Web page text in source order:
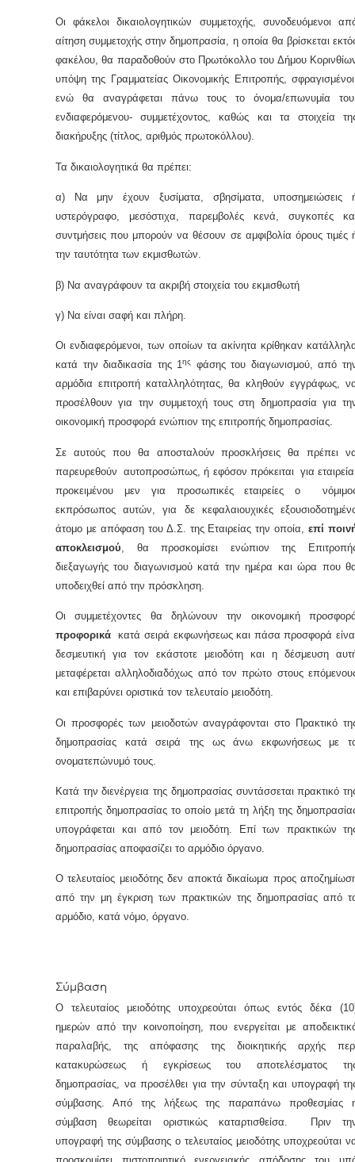
Οι φάκελοι δικαιολογητικών συμμετοχής, συνοδευόμενοι
αίτηση συμμετοχής στην δημοπρασία, η οποία θα βρίσκεται
φακέλου, θα παραδοθούν στο Πρωτόκολλο του Δήμου
υπόψη της Γραμματείας Οικονομικής Επιτροπής,
ενώ θα αναγράφεται πάνω τους το όνομα/επωνυμία
ενδιαφερόμενου- συμμετέχοντος, καθώς και τα στοιχεία
διακήρυξης (τίτλος, αριθμός πρωτοκόλλου).
Τα δικαιολογητικά θα πρέπει:
α) Να μην έχουν ξυσίματα, σβησίματα, υποσημειώσεις
υστερόγραφο, μεσόστιχα, παρεμβολές κενά, συγκοπές
συντμήσεις που μπορούν να θέσουν σε αμφιβολία όρους τιμές
την ταυτότητα των εκμισθωτών.
β) Να αναγράφουν τα ακριβή στοιχεία του εκμισθωτή
γ) Να είναι σαφή και πλήρη.
Οι ενδιαφερόμενοι, των οποίων τα ακίνητα κρίθηκαν
κατά την διαδικασία της 1ης
φάσης του διαγωνισμού, από
αρμόδια επιτροπή καταλληλότητας, θα κληθούν εγγράφως,
προσέλθουν για την συμμετοχή τους στη δημοπρασία για
οικονομική προσφορά ενώπιον της επιτροπής δημοπρασίας.
Σε αυτούς που θα αποσταλούν προσκλήσεις θα πρέπει
παρευρεθούν αυτοπροσώπως, ή εφόσον πρόκειται για
προκειμένου μεν για προσωπικές εταιρείες ο
εκπρόσωπος αυτών, για δε κεφαλαιουχικές
άτομο με απόφαση του Δ.Σ. της Εταιρείας την οποία,επί
αποκλεισμού , θα προσκομίσει ενώπιον της
διεξαγωγής του διαγωνισμού κατά την ημέρα και ώρα που
υποδειχθεί από την πρόσκληση.
Οι συμμετέχοντες θα δηλώνουν την οικονομική
προφορικάκατά σειρά εκφωνήσεως και πάσα προσφορά
δεσμευτική για τον εκάστοτε μειοδότη και η δέσμευση
μεταφέρεται αλληλοδιαδόχως από τον πρώτο στους
και επιβαρύνει οριστικά τον τελευταίο μειοδότη.
Οι προσφορές των μειοδοτών αναγράφονται στο Πρακτικό
δημοπρασίας κατά σειρά της ως άνω εκφωνήσεως με
ονοματεπώνυμό τους.
Κατά την διενέργεια της δημοπρασίας συντάσσεται πρακτικό
επιτροπής δημοπρασίας το οποίο μετά τη λήξη της
υπογράφεται και από τον μειοδότη. Επί των πρακτικών
δημοπρασίας αποφασίζει το αρμόδιο όργανο.
Ο τελευταίος μειοδότης δεν αποκτά δικαίωμα προς
από την μη έγκριση των πρακτικών της δημοπρασίας από
αρμόδιο, κατά νόμο, όργανο.
Σύμβαση
Ο τελευταίος μειοδότης υποχρεούται όπως εντός δέκα
ημερών από την κοινοποίηση, που ενεργείται με
παραλαβής, της απόφασης της διοικητικής αρχής
κατακυρώσεως ή εγκρίσεως του αποτελέσματος
δημοπρασίας, να προσέλθει για την σύνταξη και υπογραφή
σύμβασης. Από της λήξεως της παραπάνω προθεσμίας
σύμβαση θεωρείται οριστικώς καταρτισθείσα. Πριν
υπογραφή της σύμβασης ο τελευταίος μειοδότης υποχρεούται